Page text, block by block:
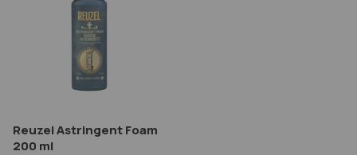
Reuzel Astringent Foam
200 ml